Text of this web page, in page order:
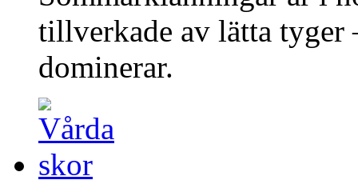
tillverkade av lätta tyger
dominerar.